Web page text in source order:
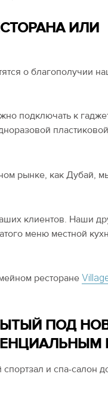
ИЛИ
о благополучии
подключать к
рынке, как Дубай,
клиентов. Наши
меню местной
ресторане
ПОД
и спа-салон